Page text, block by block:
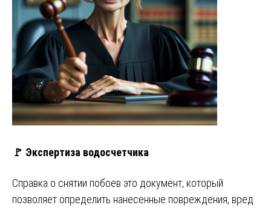
🚩 Экспертиза водосчетчика
Справка о снятии побоев это документ, который
позволяет определить нанесенные повреждения, вред